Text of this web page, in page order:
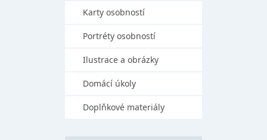
Karty osobností
Portréty osobností
Ilustrace a obrázky
Domácí úkoly
Doplňkové materiály